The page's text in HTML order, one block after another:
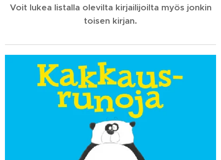
Voit lukea listalla olevilta kirjailijoilta myös jonkin
toisen kirjan.